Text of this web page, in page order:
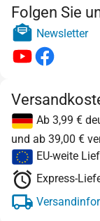
Folgen Sie
Newsletter
Ab 3,99 €
und ab 39,00 €
EU-weite
Express-